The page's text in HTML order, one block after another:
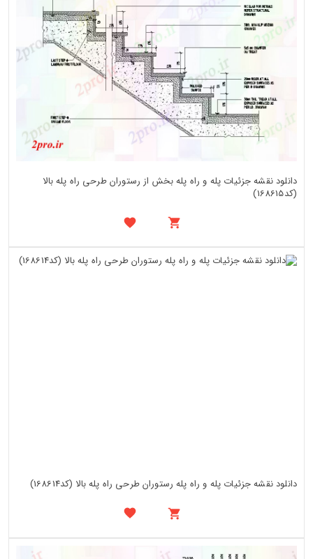
دانلود نقشه جزئیات پله و راه پله بخش از رستوران طرحی راه پله بالا
(کد168615)
دانلود نقشه جزئیات پله و راه پله رستوران طرحی راه پله بالا (کد168614)